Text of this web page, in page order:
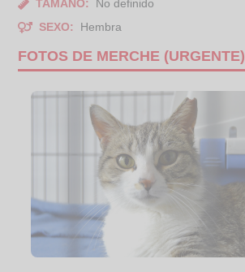
TAMAÑO:
No definido
SEXO:
Hembra
FOTOS DE MERCHE (URGENTE)